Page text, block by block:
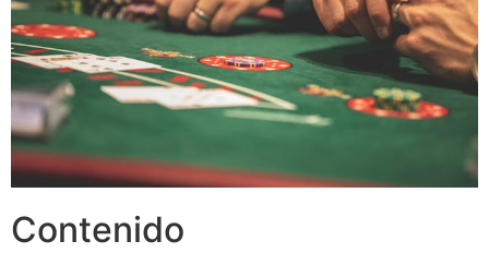
Contenido